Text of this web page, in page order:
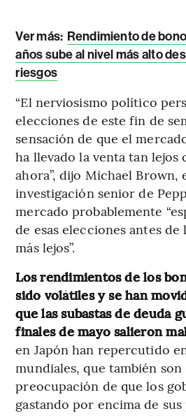
Ver más: Rendimiento de
años sube al nivel más alto
riesgos
“El nerviosismo político
elecciones de este fin de
sensación de que el
ha llevado la venta tan
ahora”, dijo Michael Brown,
investigación senior de
mercado probablemente
de esas elecciones antes de
más lejos”.
Los rendimientos de los
sido volátiles y se han
que las subastas de deuda
finales de mayo salieron
en Japón han repercutido
mundiales, que también son
preocupación de que los
gastando por encima de